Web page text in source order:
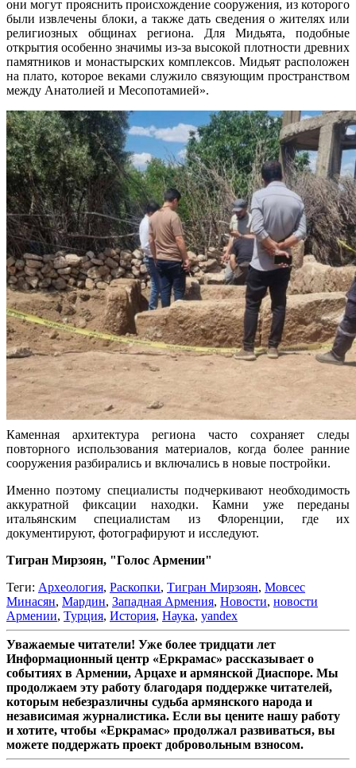
они могут прояснить происхождение сооружения, из которого
были извлечены блоки, а также дать сведения о жителях или
религиозных общинах региона. Для Мидьята, подобные
открытия особенно значимы из-за высокой плотности древних
памятников и монастырских комплексов. Мидьят расположен
на плато, которое веками служило связующим пространством
между Анатолией и Месопотамией».
Каменная архитектура региона часто сохраняет следы
повторного использования материалов, когда более ранние
сооружения разбирались и включались в новые постройки.
Именно поэтому специалисты подчеркивают необходимость
аккуратной фиксации находки. Камни уже переданы
итальянским специалистам из Флоренции, где их
документируют, фотографируют и исследуют.
Тигран Мирзоян, "Голос Армении"
Теги: Археология, Раскопки, Тигран Мирзоян, Мовсес
Минасян, Мардин, Западная Армения, Новости, новости
Армении, Турция, История, Наука, yandex
Уважаемые читатели! Уже более тридцати лет
Информационный центр «Еркрамас» рассказывает о
событиях в Армении, Арцахе и армянской Диаспоре. Мы
продолжаем эту работу благодаря поддержке читателей,
которым небезразличны судьба армянского народа и
независимая журналистика. Если вы цените нашу работу
и хотите, чтобы «Еркрамас» продолжал развиваться, вы
можете поддержать проект добровольным взносом.